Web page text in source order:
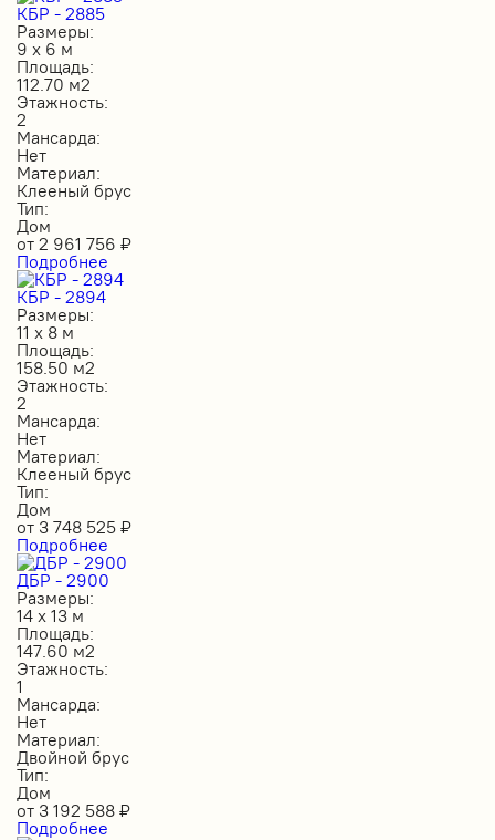
КБР - 2885
Размеры:
9 х 6 м
Площадь:
112.70 м2
Этажность:
2
Мансарда:
Нет
Материал:
Клееный брус
Тип:
Дом
от 2 961 756 ₽
Подробнее
КБР - 2894
Размеры:
11 х 8 м
Площадь:
158.50 м2
Этажность:
2
Мансарда:
Нет
Материал:
Клееный брус
Тип:
Дом
от 3 748 525 ₽
Подробнее
ДБР - 2900
Размеры:
14 х 13 м
Площадь:
147.60 м2
Этажность:
1
Мансарда:
Нет
Материал:
Двойной брус
Тип:
Дом
от 3 192 588 ₽
Подробнее